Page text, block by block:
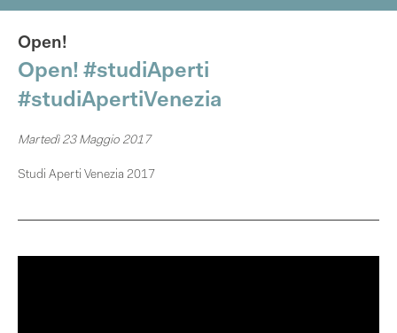
Open!
Open! #studiAperti​
#studiApertiVenezia
Martedì 23 Maggio 2017
Studi Aperti​ Venezia 2017